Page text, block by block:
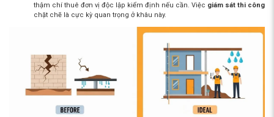
thậm chí thuê đơn vị độc lập kiểm định nếu cần. Việc giám sát thi công
chặt chẽ là cực kỳ quan trọng ở khâu này.